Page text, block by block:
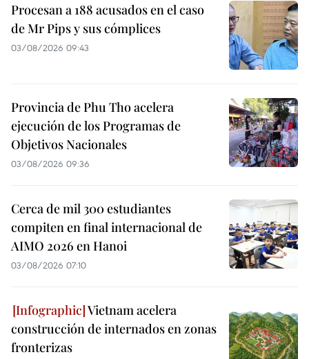
Procesan a 188 acusados en el caso
de Mr Pips y sus cómplices
03/08/2026 09:43
Provincia de Phu Tho acelera
ejecución de los Programas de
Objetivos Nacionales
03/08/2026 09:36
Cerca de mil 300 estudiantes
compiten en final internacional de
AIMO 2026 en Hanoi
03/08/2026 07:10
Vietnam acelera
construcción de internados en zonas
fronterizas